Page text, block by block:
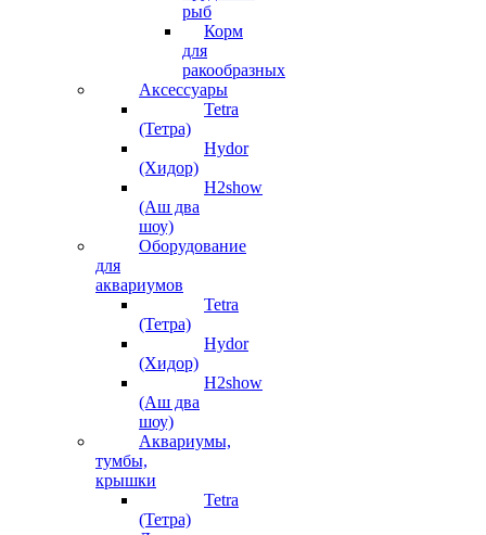
рыб
Корм
для
ракообразных
Аксессуары
Tetra
(Тетра)
Hydor
(Хидор)
H2show
(Аш два
шоу)
Оборудование
для
аквариумов
Tetra
(Тетра)
Hydor
(Хидор)
H2show
(Аш два
шоу)
Аквариумы,
тумбы,
крышки
Tetra
(Тетра)